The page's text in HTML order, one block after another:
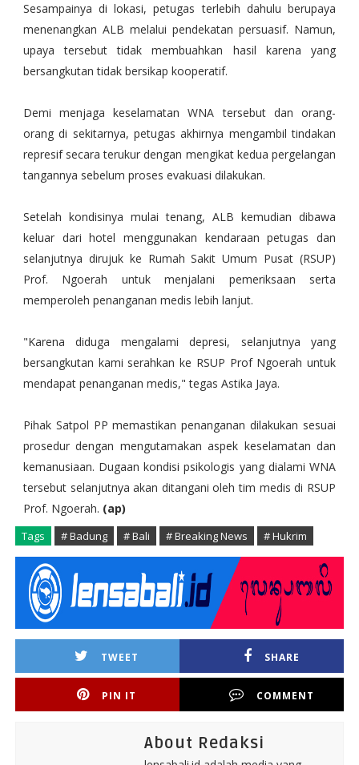
Sesampainya di lokasi, petugas terlebih dahulu berupaya
menenangkan ALB melalui pendekatan persuasif. Namun,
upaya tersebut tidak membuahkan hasil karena yang
bersangkutan tidak bersikap kooperatif.
Demi menjaga keselamatan WNA tersebut dan orang-
orang di sekitarnya, petugas akhirnya mengambil tindakan
represif secara terukur dengan mengikat kedua pergelangan
tangannya sebelum proses evakuasi dilakukan.
Setelah kondisinya mulai tenang, ALB kemudian dibawa
keluar dari hotel menggunakan kendaraan petugas dan
selanjutnya dirujuk ke Rumah Sakit Umum Pusat (RSUP)
Prof. Ngoerah untuk menjalani pemeriksaan serta
memperoleh penanganan medis lebih lanjut.
"Karena diduga mengalami depresi, selanjutnya yang
bersangkutan kami serahkan ke RSUP Prof Ngoerah untuk
mendapat penanganan medis," tegas Astika Jaya.
Pihak Satpol PP memastikan penanganan dilakukan sesuai
prosedur dengan mengutamakan aspek keselamatan dan
kemanusiaan. Dugaan kondisi psikologis yang dialami WNA
tersebut selanjutnya akan ditangani oleh tim medis di RSUP
Prof. Ngoerah. (ap)
Tags # Badung # Bali # Breaking News # Hukrim
TWEET SHARE
PIN IT COMMENT
About Redaksi